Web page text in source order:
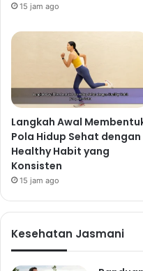
15 jam ago
Langkah Awal
Pola Hidup Sehat dengan
Healthy Habit yang
Konsisten
15 jam ago
Kesehatan Jasmani